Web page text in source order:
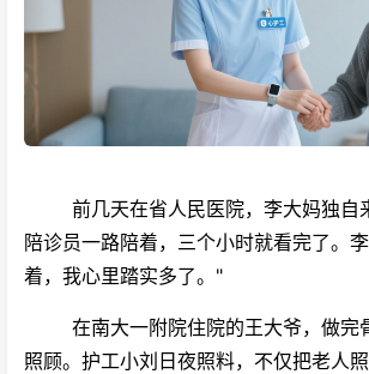
前几天在省人民医院，李大妈独自
陪诊员一路陪着，三个小时就看完了。
着，我心里踏实多了。"
在南大一附院住院的王大爷，做完
照顾。护工小刘日夜照料，不仅把老人照